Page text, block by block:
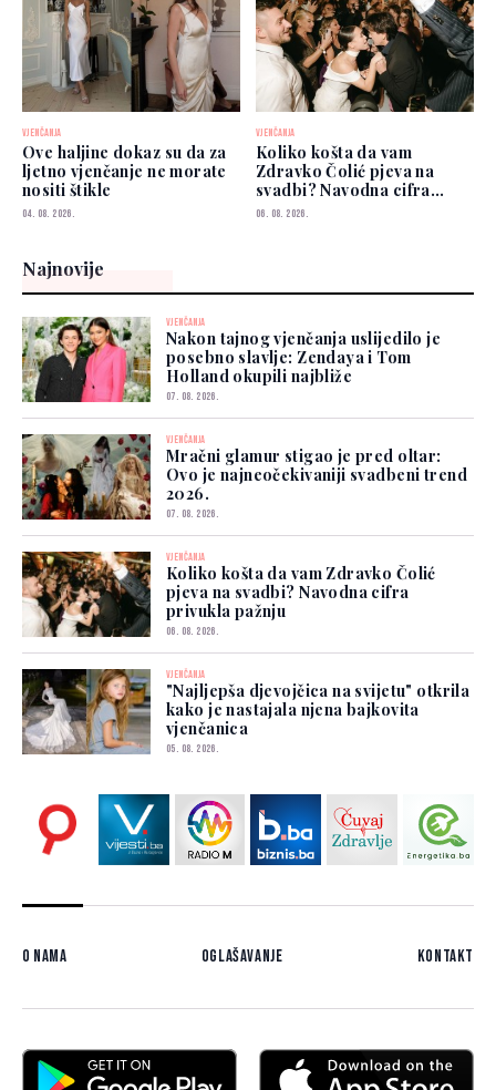
VJENČANJA
Ove haljine dokaz su da za
ljetno vjenčanje ne morate
nositi štikle
04. 08. 2026.
VJENČANJA
Koliko košta da vam
Zdravko Čolić pjeva na
svadbi? Navodna cifra
privukla pažnju
06. 08. 2026.
Najnovije
VJENČANJA
Nakon tajnog vjenčanja uslijedilo je
posebno slavlje: Zendaya i Tom
Holland okupili najbliže
07. 08. 2026.
VJENČANJA
Mračni glamur stigao je pred oltar:
Ovo je najneočekivaniji svadbeni trend
2026.
07. 08. 2026.
VJENČANJA
Koliko košta da vam Zdravko Čolić
pjeva na svadbi? Navodna cifra
privukla pažnju
06. 08. 2026.
VJENČANJA
"Najljepša djevojčica na svijetu" otkrila
kako je nastajala njena bajkovita
vjenčanica
05. 08. 2026.
O nama Oglašavanje Kontakt